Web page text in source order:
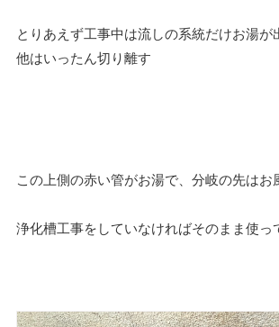
とりあえず工事中は流しの系統だけお湯が
他はいったん切り離す
この上側の赤い管がお湯で、分岐の先はお
浄化槽工事をしていなければそのまま使っ